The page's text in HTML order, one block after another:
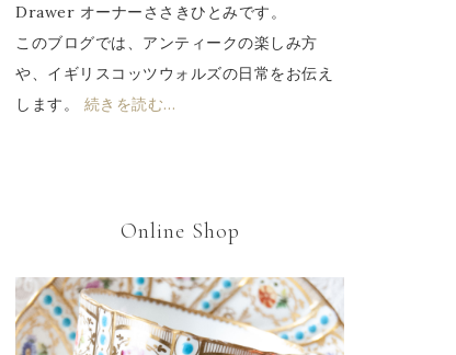
Drawer オーナーささきひとみです。
このブログでは、アンティークの楽しみ方
や、イギリスコッツウォルズの日常をお伝え
します。 続きを読む…
Online Shop